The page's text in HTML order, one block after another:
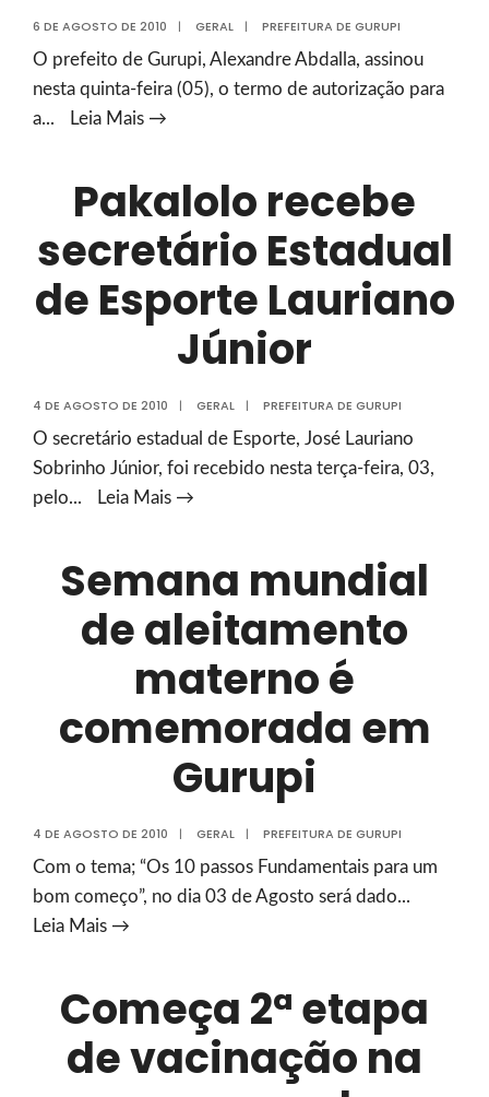
6 DE AGOSTO DE 2010 | GERAL | PREFEITURA DE GURUPI
O prefeito de Gurupi, Alexandre Abdalla, assinou
nesta quinta-feira (05), o termo de autorização para
a... Leia Mais →
da
construção
de
ponte
Setor
Rita
Pakalolo recebe
secretário Estadual
de Esporte Lauriano
Júnior
4 DE AGOSTO DE 2010 | GERAL | PREFEITURA DE GURUPI
O secretário estadual de Esporte, José Lauriano
Sobrinho Júnior, foi recebido nesta terça-feira, 03,
pelo... Leia Mais →
Estadual
de
Esporte
Lauriano
Semana mundial
de aleitamento
materno é
comemorada em
Gurupi
4 DE AGOSTO DE 2010 | GERAL | PREFEITURA DE GURUPI
Com o tema; “Os 10 passos Fundamentais para um
bom começo”, no dia 03 de Agosto será dado...
Leia Mais →
aleitamento
é
Começa 2ª etapa
de vacinação na